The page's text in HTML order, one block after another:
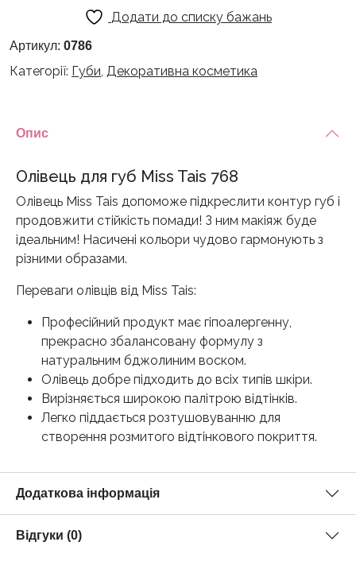
Додати до списку бажань
Артикул: 0786
Категорії: Губи, Декоративна косметика
Опис
Олівець для губ Miss Tais 768
Олівець Miss Tais допоможе підкреслити контур губ і
продовжити стійкість помади! З ним макіяж буде
ідеальним! Насичені кольори чудово гармонують з
різними образами.
Переваги олівців від Miss Tais:
Професійний продукт має гіпоалергенну,
прекрасно збалансовану формулу з
натуральним бджолиним воском.
Олівець добре підходить до всіх типів шкіри.
Вирізняється широкою палітрою відтінків.
Легко піддається розтушовуванню для
створення розмитого відтінкового покриття.
Додаткова інформація
Відгуки (0)